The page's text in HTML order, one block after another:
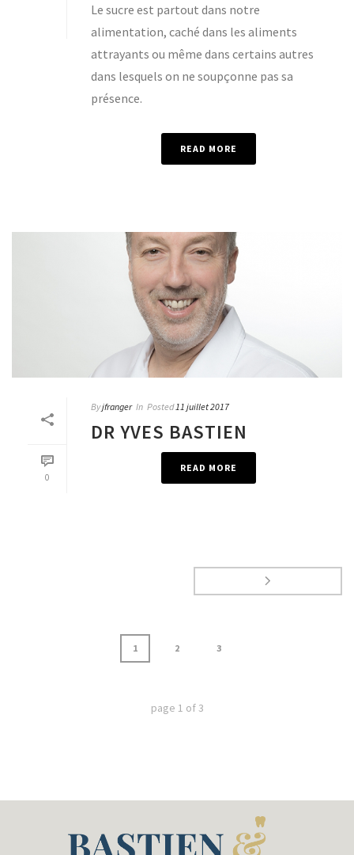
Le sucre est partout dans notre
alimentation, caché dans les aliments
attrayants ou même dans certains autres
dans lesquels on ne soupçonne pas sa
présence.
READ MORE
0
Byjfranger In Posted11 juillet 2017
DR YVES BASTIEN
READ MORE
1 2 3
page 1 of3